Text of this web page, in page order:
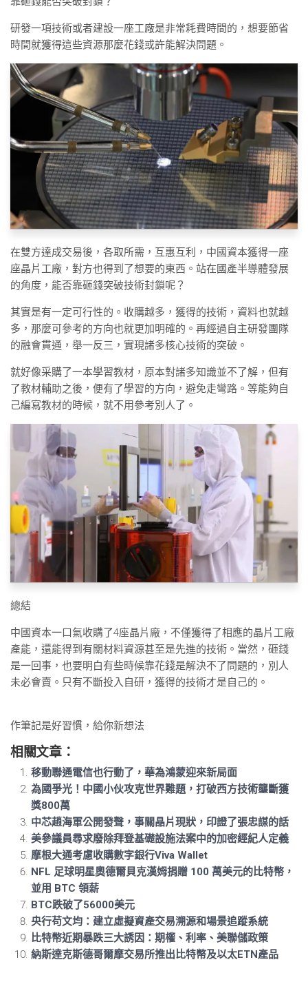
研發一項技術或者建設一座工廠是非常耗費時間的，想要節省
時間就獲得這些資源那麼花錢或許能解決問題。
在雙方達成交易後，各取所需，互惠互利，中國資本獲得一座
座晶片工廠，對方也得到了想要的東西。站在國產半導體發展
的角度，能否靠砸錢突破技術封鎖呢？
其實是有一定可行性的。收購越多，獲得的技術，資料也就越
多，那麼可參考的方向也就更加明確的。再經過自主研發團隊
的融會貫通，舉一反三，實現諸多核心技術的突破。
就好像采購了一本學習教材，原本對諸多知識並不了解，但有
了教材輔助之後，便有了學習的方向，避免走彎路。等能夠自
己編寫教材的時候，就不用參考別人了。
總結
中國資本一口氣收購了4座晶片廠，不僅獲得了相應的晶片工廠
產能，還能得到有關材料資源甚至是先進的技術。當然，砸錢
是一回事，也要明白有些時候靠花錢是解決不了問題的，別人
未必會賣。只有不斷投入自研，獲得的技術才是自己的。
作筆記是好習慣，給你新想法
相關文章：
移動聯通電信也行動了，華為鴻蒙迎來新局面
為國爭光！中國小伙攻克世界難題，打破西方技術壟斷獲
獎800萬
中芯趙海軍公開發聲，事關晶片現狀，印證了張忠謀的話
美參議員尋求廢除拜登基礎設施法案中的加密經紀人定義
摩根大通考慮收購數字銀行Viva Wallet
NFL 足球明星奧德爾貝克漢姆捐贈 100 萬美元的比特幣，
並用 BTC 領薪
BTC跌破了56000美元
央行苟文均：建立虛擬資產交易溯源和場景追蹤系統
比特幣近期暴跌三大誘因：期權、利率、美聯儲政策
納斯達克斯德哥爾摩交易所推出比特幣及以太ETN產品